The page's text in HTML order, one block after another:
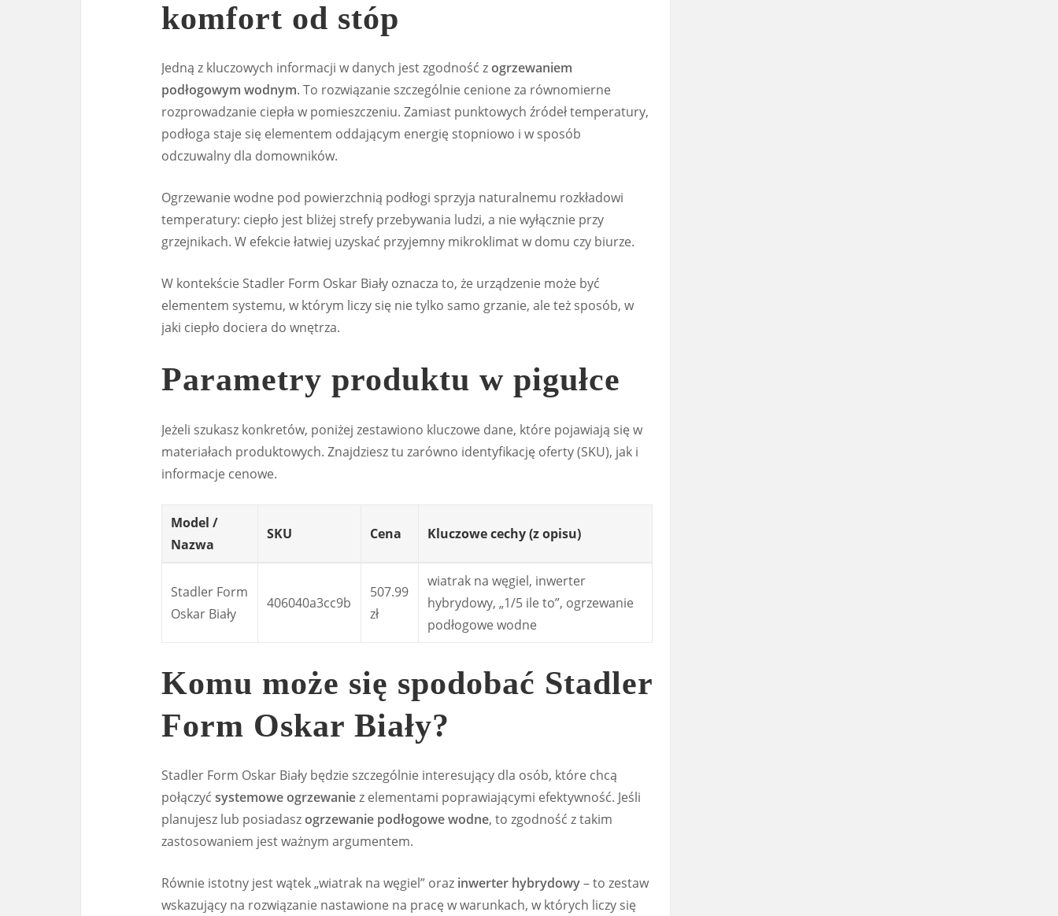
komfort od stóp
Jedną z kluczowych informacji w danych jest zgodność zogrzewaniem
podłogowym wodnym. To rozwiązanie szczególnie cenione za równomierne
rozprowadzanie ciepła w pomieszczeniu. Zamiast punktowych źródeł temperatury,
podłoga staje się elementem oddającym energię stopniowo i w sposób
odczuwalny dla domowników.
Ogrzewanie wodne pod powierzchnią podłogi sprzyja naturalnemu rozkładowi
temperatury: ciepło jest bliżej strefy przebywania ludzi, a nie wyłącznie przy
grzejnikach. W efekcie łatwiej uzyskać przyjemny mikroklimat w domu czy biurze.
W kontekście Stadler Form Oskar Biały oznacza to, że urządzenie może być
elementem systemu, w którym liczy się nie tylko samo grzanie, ale też sposób, w
jaki ciepło dociera do wnętrza.
Parametry produktu w pigułce
Jeżeli szukasz konkretów, poniżej zestawiono kluczowe dane, które pojawiają się w
materiałach produktowych. Znajdziesz tu zarówno identyfikację oferty (SKU), jak i
informacje cenowe.
Model /
Nazwa
SKU Cena Kluczowe cechy (z opisu)
Stadler Form
Oskar Biały
406040a3cc9b
507.99
zł
wiatrak na węgiel, inwerter
hybrydowy, „1/5 ile to”, ogrzewanie
podłogowe wodne
Komu może się spodobać Stadler
Form Oskar Biały?
Stadler Form Oskar Biały będzie szczególnie interesujący dla osób, które chcą
połączyć systemowe ogrzewaniez elementami poprawiającymi efektywność. Jeśli
planujesz lub posiadaszogrzewanie podłogowe wodne, to zgodność z takim
zastosowaniem jest ważnym argumentem.
Równie istotny jest wątek „wiatrak na węgiel” oraz inwerter hybrydowy– to zestaw
wskazujący na rozwiązanie nastawione na pracę w warunkach, w których liczy się